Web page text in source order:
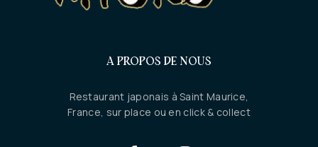
A PROPOS DE NOUS
Restaurant japonais à Saint Maurice,
France, sur place ou en click & collect